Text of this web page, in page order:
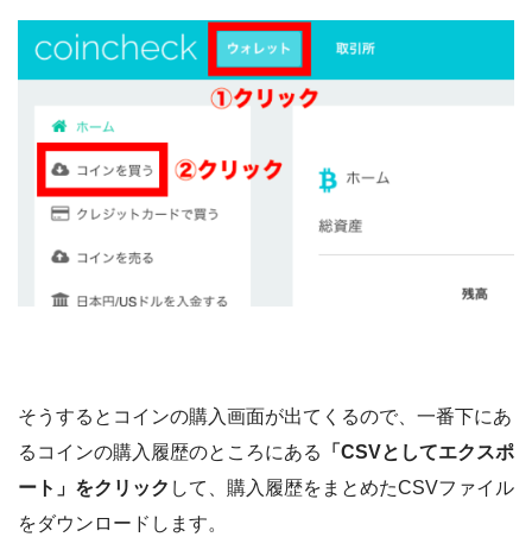
そうするとコインの購入画面が出てくるので、一番下にあ
るコインの購入履歴のところにある
「CSVとしてエクスポ
ート」をクリック して、購入履歴をまとめたCSVファイル
をダウンロードします。